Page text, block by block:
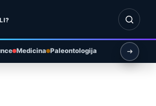
Otvori
Medicina Paleontologija